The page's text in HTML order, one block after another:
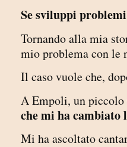
Se sviluppi
Tornando alla mia
mio problema con le
Il caso vuole che,
A Empoli, un piccolo
che mi ha cambiato
Mi ha ascoltato